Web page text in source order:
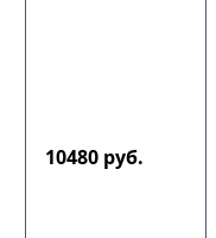
10480 руб.